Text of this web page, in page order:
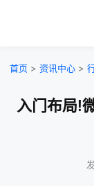
首页 > 资讯中心 >
入门布局!